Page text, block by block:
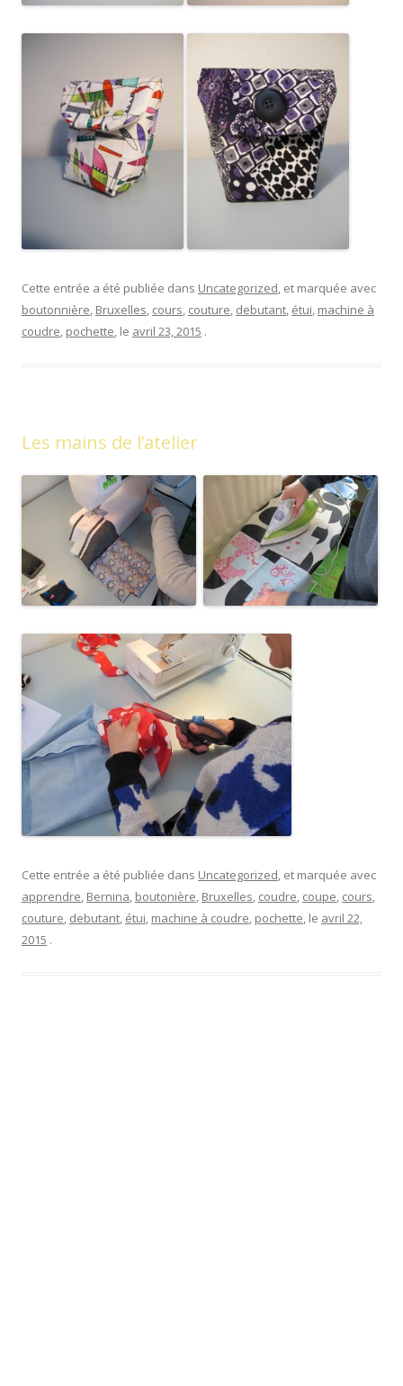
Cette entrée a été publiée dans Uncategorized, et marquée avec
boutonnière, Bruxelles, cours, couture, debutant, étui, machine à
coudre, pochette, le avril 23, 2015 .
Les mains de l’atelier
Cette entrée a été publiée dans Uncategorized, et marquée avec
apprendre, Bernina, boutonière, Bruxelles, coudre, coupe, cours,
couture, debutant, étui, machine à coudre, pochette, le avril 22,
2015 .